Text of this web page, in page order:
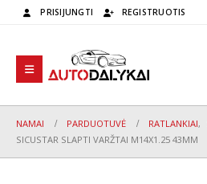
PRISIJUNGTI REGISTRUOTIS
NAMAI PARDUOTUVĖ RATLANKIAI,
SICUSTAR SLAPTI VARŽTAI M14X1.25 43MM